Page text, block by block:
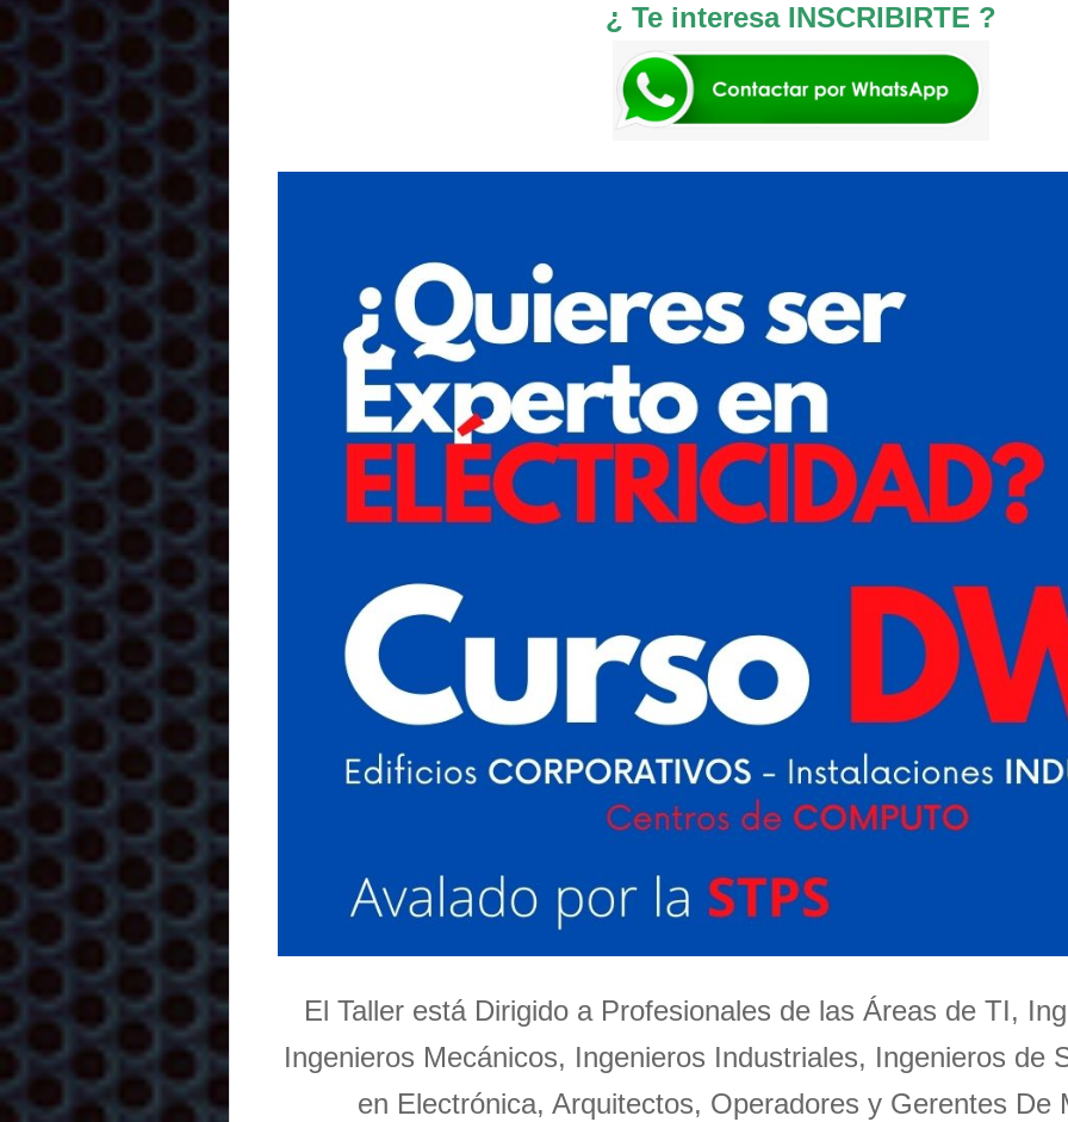
¿ Te interesa INSCRIBIRTE ?
El Taller está Dirigido a Profesionales de las Áreas de TI,
Ingenieros Mecánicos, Ingenieros Industriales, Ingenieros de
en Electrónica, Arquitectos, Operadores y Gerentes De